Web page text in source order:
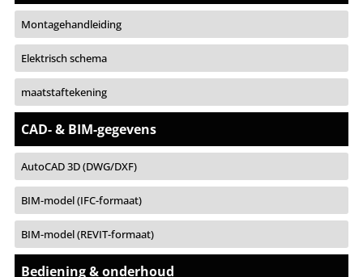
Montagehandleiding
Elektrisch schema
maatstaftekening
CAD- & BIM-gegevens
AutoCAD 3D (DWG/DXF)
BIM-model (IFC-formaat)
BIM-model (REVIT-formaat)
Bediening & onderhoud